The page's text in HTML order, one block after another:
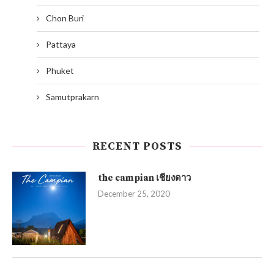
Chon Buri
Pattaya
Phuket
Samutprakarn
RECENT POSTS
the campian เชียงดาว
December 25, 2020